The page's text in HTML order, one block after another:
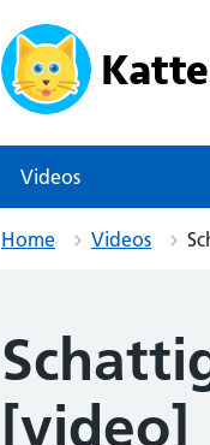
Videos
Home Videos
[video]